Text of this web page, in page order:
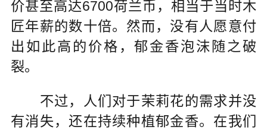
价甚至高达6700荷兰币，相当于当时木
匠年薪的数十倍。然而，没有人愿意付
出如此高的价格，郁金香泡沫随之破
裂。
不过，人们对于茉莉花的需求并没
有消失，还在持续种植郁金香。在我们